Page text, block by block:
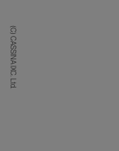
(C) CASSINA IXC. Ltd.